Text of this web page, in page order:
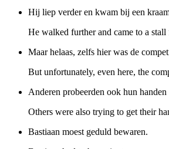
Hij liep verder en kwam bij een
He walked further and came to a
Maar helaas, zelfs hier was de
But unfortunately, even here, the
Anderen probeerden ook hun
Others were also trying to get their
Bastiaan moest geduld bewaren.